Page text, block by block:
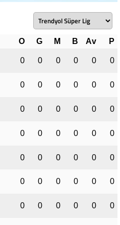
O G M B Av
P
0 0 0 0 0 0
0 0 0 0 0 0
0 0 0 0 0 0
0 0 0 0 0 0
0 0 0 0 0 0
0 0 0 0 0 0
0 0 0 0 0 0